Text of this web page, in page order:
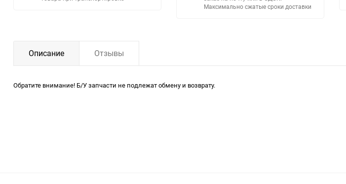
Максимально сжатые сроки доставки
Описание Отзывы
Обратите внимание! Б/У запчасти не подлежат обмену и возврату.